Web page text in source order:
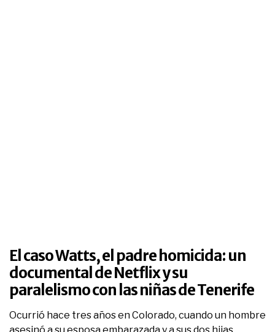
El caso Watts, el padre homicida: un
documental de Netflix y su
paralelismo con las niñas de Tenerife
Ocurrió hace tres años en Colorado, cuando un hombre
asesinó a su esposa embarazada y a sus dos hijas